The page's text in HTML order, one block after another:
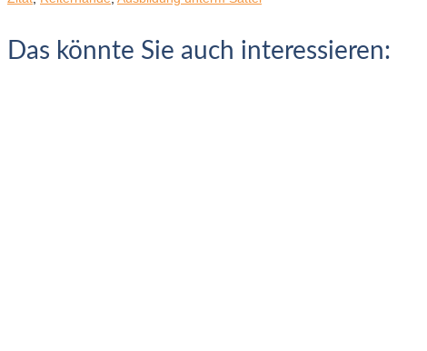
Das könnte Sie auch interessieren: